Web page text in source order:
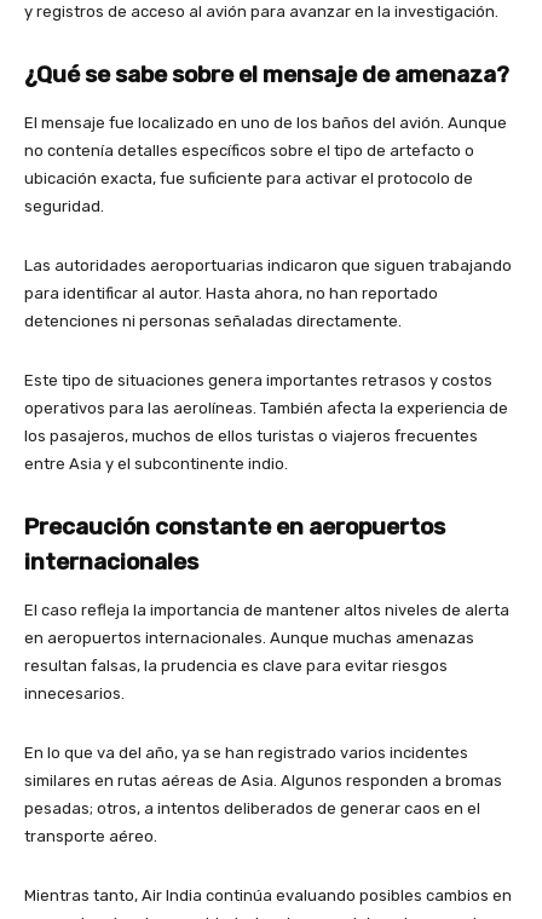
y registros de acceso al avión para avanzar en la investigación.
¿Qué se sabe sobre el mensaje de amenaza?
El mensaje fue localizado en uno de los baños del avión. Aunque
no contenía detalles específicos sobre el tipo de artefacto o
ubicación exacta, fue suficiente para activar el protocolo de
seguridad.
Las autoridades aeroportuarias indicaron que siguen trabajando
para identificar al autor. Hasta ahora, no han reportado
detenciones ni personas señaladas directamente.
Este tipo de situaciones genera importantes retrasos y costos
operativos para las aerolíneas. También afecta la experiencia de
los pasajeros, muchos de ellos turistas o viajeros frecuentes
entre Asia y el subcontinente indio.
Precaución constante en aeropuertos
internacionales
El caso refleja la importancia de mantener altos niveles de alerta
en aeropuertos internacionales. Aunque muchas amenazas
resultan falsas, la prudencia es clave para evitar riesgos
innecesarios.
En lo que va del año, ya se han registrado varios incidentes
similares en rutas aéreas de Asia. Algunos responden a bromas
pesadas; otros, a intentos deliberados de generar caos en el
transporte aéreo.
Mientras tanto, Air India continúa evaluando posibles cambios en